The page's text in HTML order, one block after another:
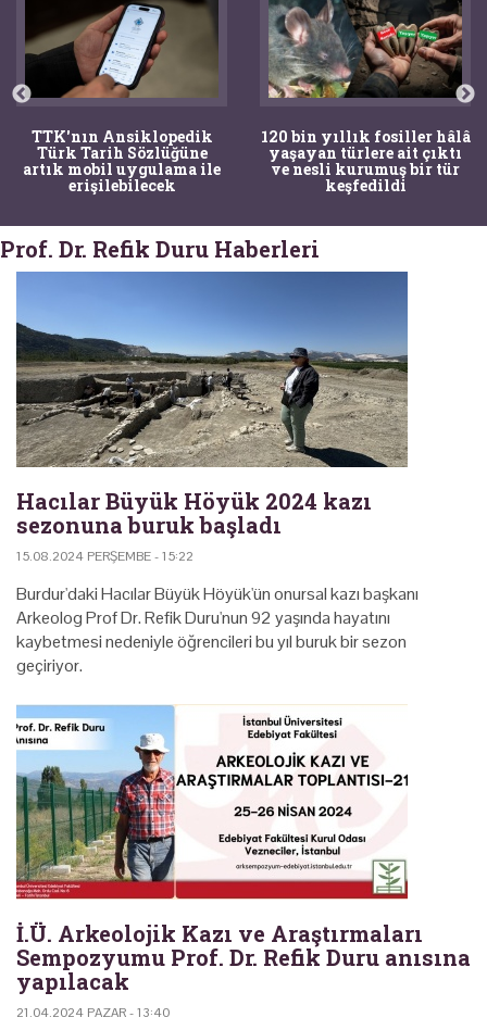
120 bin yıllık fosiller hâlâ
yaşayan türlere ait çıktı
ve nesli kurumuş bir tür
keşfedildi
Bir torba kemik adli
tıpçıları şaşkına çevirdi,
kemiklerin sırrını
arkeologlar çözdü
Prof. Dr. Refik Duru Haberleri
Hacılar Büyük Höyük 2024 kazı
sezonuna buruk başladı
15.08.2024 PERŞEMBE - 15:22
Burdur'daki Hacılar Büyük Höyük'ün onursal kazı başkanı
Arkeolog Prof Dr. Refik Duru'nun 92 yaşında hayatını
kaybetmesi nedeniyle öğrencileri bu yıl buruk bir sezon
geçiriyor.
İ.Ü. Arkeolojik Kazı ve Araştırmaları
Sempozyumu Prof. Dr. Refik Duru anısına
yapılacak
21.04.2024 PAZAR - 13:40